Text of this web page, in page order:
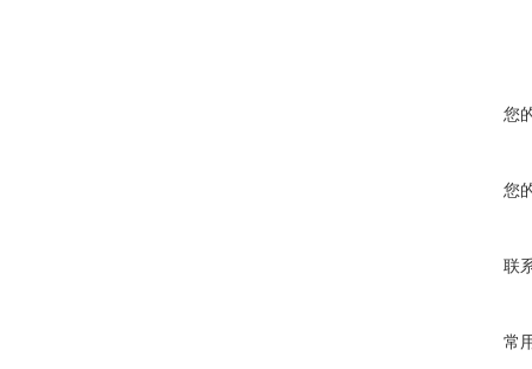
您
您
联
常